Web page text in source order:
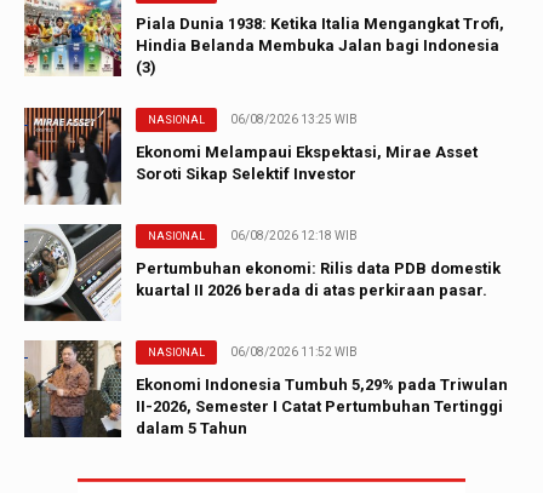
Piala Dunia 1938: Ketika Italia Mengangkat Trofi,
Hindia Belanda Membuka Jalan bagi Indonesia
(3)
NASIONAL 06/08/2026 13:25 WIB
Ekonomi Melampaui Ekspektasi, Mirae Asset
Soroti Sikap Selektif Investor
NASIONAL 06/08/2026 12:18 WIB
Pertumbuhan ekonomi: Rilis data PDB domestik
kuartal II 2026 berada di atas perkiraan pasar.
NASIONAL 06/08/2026 11:52 WIB
Ekonomi Indonesia Tumbuh 5,29% pada Triwulan
II-2026, Semester I Catat Pertumbuhan Tertinggi
dalam 5 Tahun